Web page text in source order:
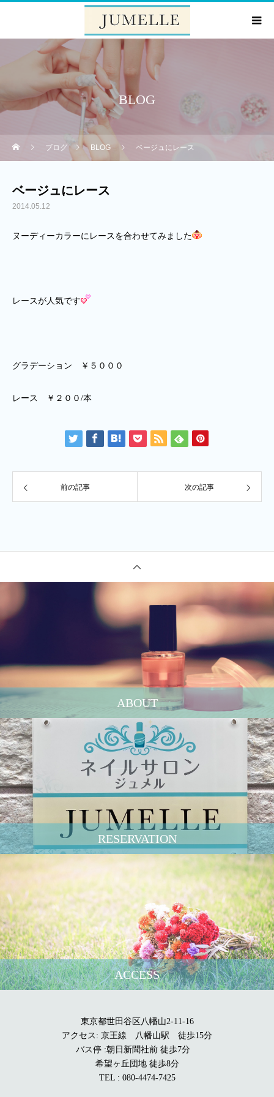
BLOG
ブログ BLOG ベージュにレース
ベージュにレース
2014.05.12
ヌーディーカラーにレースを合わせてみました
レースが人気です
グラデーション ￥５０００
レース ￥２００/本
前の記事 次の記事
ABOUT
RESERVATION
ACCESS
東京都世田谷区八幡山2-11-16
アクセス: 京王線 八幡山駅 徒歩15分
バス停 :朝日新聞社前 徒歩7分
希望ヶ丘団地 徒歩8分
TEL : 080-4474-7425